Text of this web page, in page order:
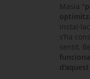
Masia "
s’ha
sentit,